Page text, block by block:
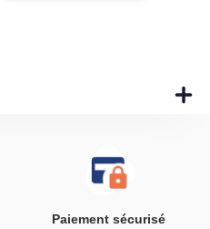
Paiement sécurisé